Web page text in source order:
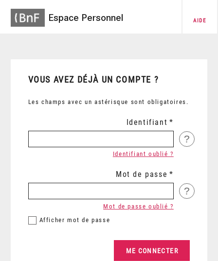
Espace Personnel AIDE
VOUS AVEZ DÉJÀ UN COMPTE ?
Les champs avec un astérisque sont obligatoires.
Identifiant
?
Identifiant oublié ?
Mot de passe
?
Afficher mot de passe
Mot de passe oublié ?